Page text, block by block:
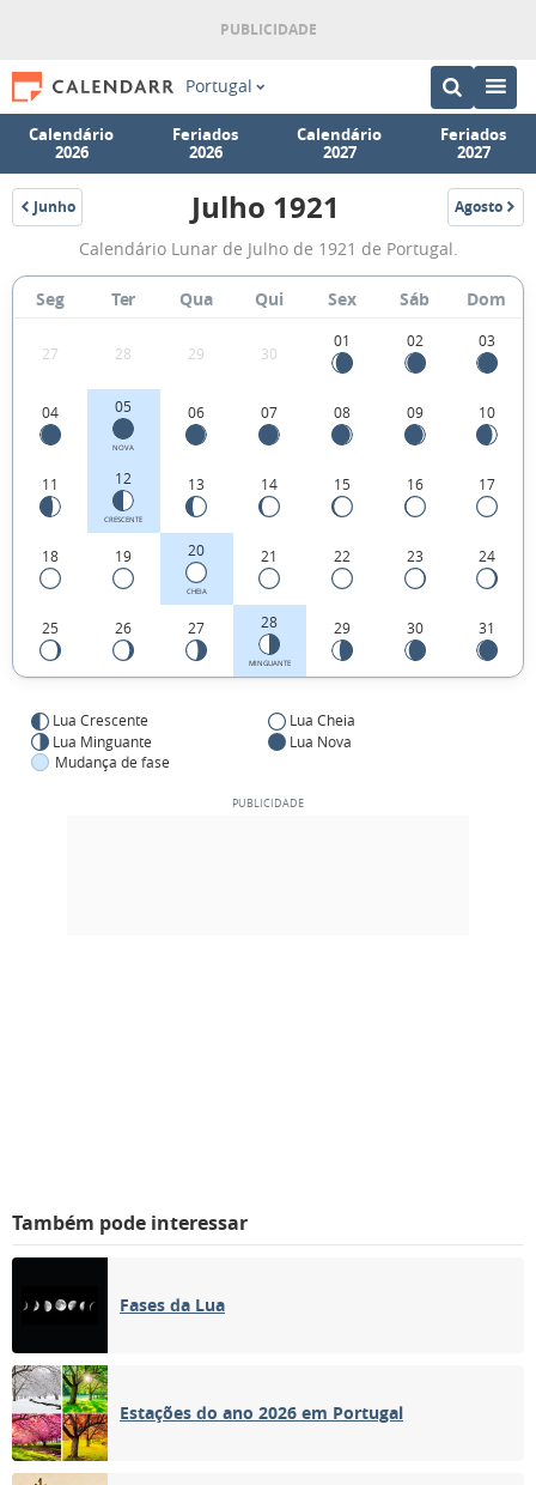
Portugal
Calendário
2026
Feriados
2026
Calendário
2027
Feriados
2027
Junho
1921
Fases
da
Lua
1921
Julho 1921 Agosto
1921
Calendário Lunar de Julho de 1921 de Portugal.
Seg Ter Qua Qui Sex Sáb Dom
27 28 29 30
01 02 03
04 05
NOVA
06 07 08 09 10
11 12
CRESCENTE
13 14 15 16 17
18 19 20
CHEIA
21 22 23 24
25 26 27 28
MINGUANTE
29 30 31
Lua Crescente
Lua Cheia
Lua Minguante
Lua Nova
Mudança de fase
Também pode interessar
Fases da Lua
Estações do ano 2026 em Portugal